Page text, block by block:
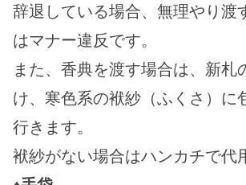
辞退している場合、無理やり渡
はマナー違反です。
また、香典を渡す場合は、新札
け、寒色系の袱紗（ふくさ）に
行きます。
袱紗がない場合はハンカチで代